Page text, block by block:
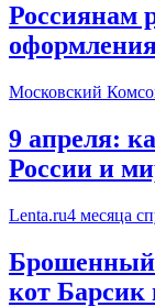
Россиянам
Московский
9 апреля:
России и
Lenta.ru4 месяца
Брошенный
кот